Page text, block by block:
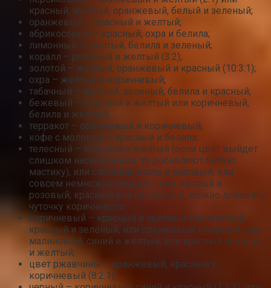
красный, желтый, оранжевый, белый и зеленый;
оранжевый – красный и желтый;
абрикосовый – красный, охра и белила;
лимонный – желтый, белила и зеленый;
коралл – розовый и желтый (3:2);
золотой – желтый, оранжевый и красный (10:3:1);
охра – желтый и коричневый;
табачный – желтый, зеленый, белила и красный;
бежевый – красный и желтый или коричневый,
белила и желтый;
терракот – оранжевый и коричневый;
кофе с молоком – красный и белила;
телесный – красный и желтый (если цвет выйдет
слишком насыщенным, то добавляют белую
мастику), или слоновая кость и розовый, или
совсем немножко медного, или желтый и
розовый, красный или пурпурный, можно добавить
чуточку коричневого;
коричневый – красный и зеленый или желтый,
красный и зеленый, или оранжевый и черный, или
малиновый, синий и желтый, или красный черный
и желтый;
цвет ржавчины – оранжевый, красный и
коричневый (8:2:1);